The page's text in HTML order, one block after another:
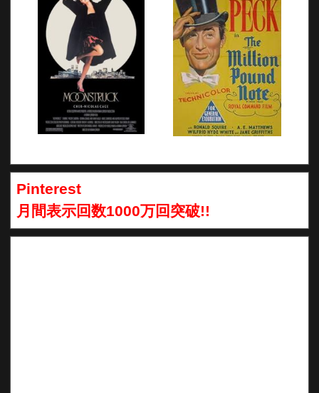
Pinterest
月間表示回数1000万回突破!!